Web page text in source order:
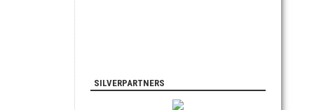
SILVERPARTNERS